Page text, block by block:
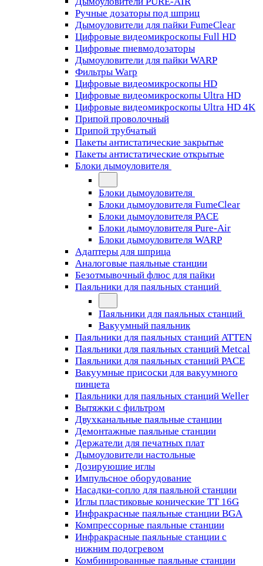
Ручные дозаторы под шприц
Дымоуловители для пайки FumeClear
Цифровые видеомикроскопы Full HD
Цифровые пневмодозаторы
Дымоуловители для пайки WARP
Фильтры Warp
Цифровые видеомикроскопы HD
Цифровые видеомикроскопы Ultra HD
Цифровые видеомикроскопы Ultra HD 4K
Припой проволочный
Припой трубчатый
Пакеты антистатические закрытые
Пакеты антистатические открытые
Блоки дымоуловителя
Блоки дымоуловителя
Блоки дымоуловителя FumeClear
Блоки дымоуловителя PACE
Блоки дымоуловителя Pure-Air
Блоки дымоуловителя WARP
Адаптеры для шприца
Аналоговые паяльные станции
Безотмывочный флюс для пайки
Паяльники для паяльных станций
Паяльники для паяльных станций
Вакуумный паяльник
Паяльники для паяльных станций ATTEN
Паяльники для паяльных станций Metcal
Паяльники для паяльных станций PACE
Вакуумные присоски для вакуумного
пинцета
Паяльники для паяльных станций Weller
Вытяжки с фильтром
Двухканальные паяльные станции
Демонтажные паяльные станции
Держатели для печатных плат
Дымоуловители настольные
Дозирующие иглы
Импульсное оборудование
Насадки-сопло для паяльной станции
Иглы пластиковые конические TT 16G
Инфракрасные паяльные станции BGA
Компрессорные паяльные станции
Инфракрасные паяльные станции с
нижним подогревом
Комбинированные паяльные станции